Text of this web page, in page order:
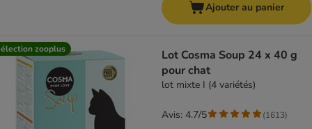
Ajouter au panier
zooplus
Lot Cosma Soup 24 x 40 g
pour chat
lot mixte I (4 variétés)
Avis: 4.7/5 (1613)